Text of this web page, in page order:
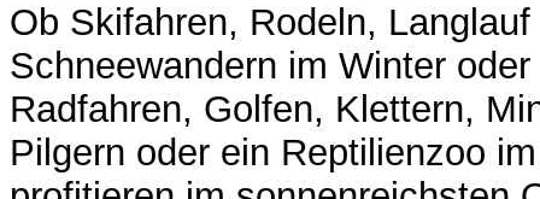
Ob Skifahren, Rodeln, Langlauf
Schneewandern im Winter
Radfahren, Golfen, Klettern,
Pilgern oder ein Reptilienzoo